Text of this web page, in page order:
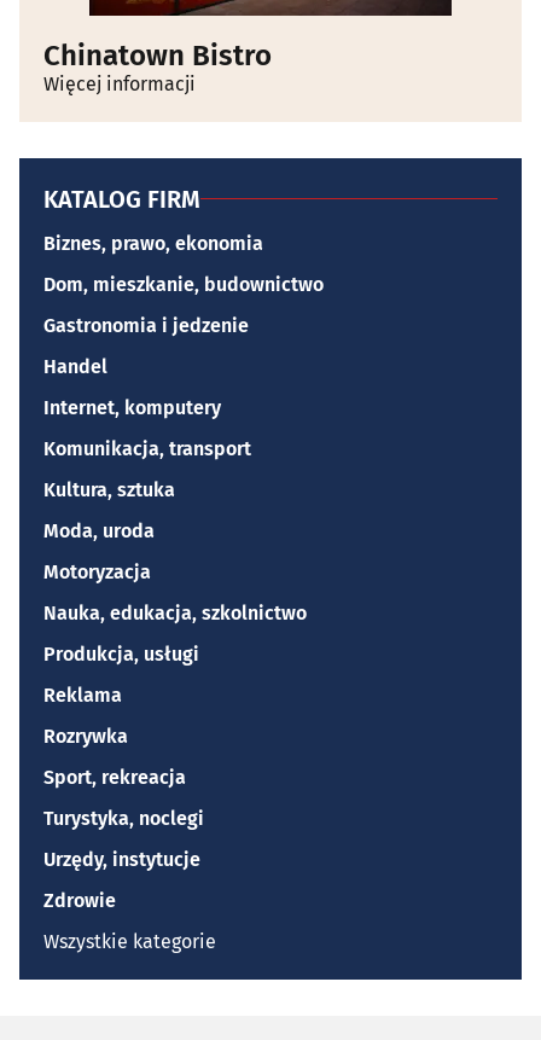
Chinatown Bistro
Więcej informacji
KATALOG FIRM
Biznes, prawo, ekonomia
Dom, mieszkanie, budownictwo
Gastronomia i jedzenie
Handel
Internet, komputery
Komunikacja, transport
Kultura, sztuka
Moda, uroda
Motoryzacja
Nauka, edukacja, szkolnictwo
Produkcja, usługi
Reklama
Rozrywka
Sport, rekreacja
Turystyka, noclegi
Urzędy, instytucje
Zdrowie
Wszystkie kategorie